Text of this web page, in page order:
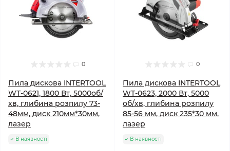
0
Пила дискова INTERTOOL
WT-0621, 1800 Вт, 5000об/
хв, глибина розпилу 73-
48мм, диск 210мм*30мм,
лазер
В наявності
0
Пила дискова INTERTOOL
WT-0623, 2000 Вт, 5000
об/хв, глибина розпилу
85-56 мм, диск 235*30 мм,
лазер
В наявності